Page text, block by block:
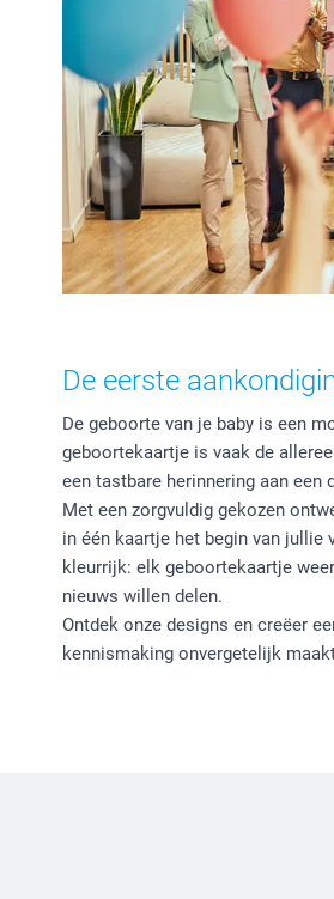
De eerste
De geboorte van je baby is een
geboortekaartje is vaak de
een tastbare herinnering aan een
Met een zorgvuldig gekozen
in één kaartje het begin van
kleurrijk: elk geboortekaartje
nieuws willen delen.
Ontdek onze designs en creëer
kennismaking onvergetelijk